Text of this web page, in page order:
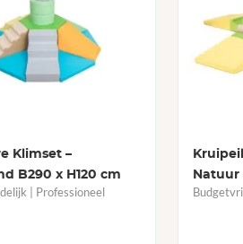
Klimset –
B290 x H120 cm
| Professioneel
Natuur